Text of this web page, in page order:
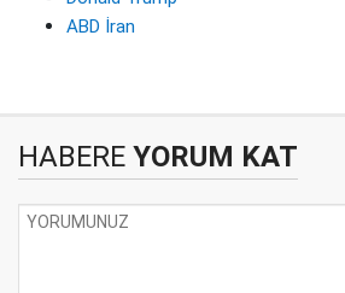
ABD İran
HABERE YORUM KAT